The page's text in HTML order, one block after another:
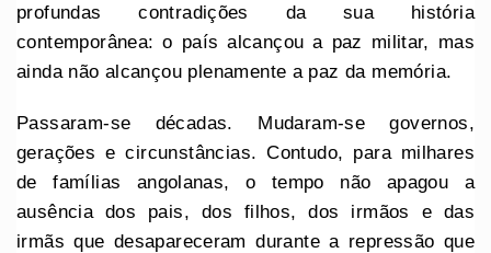
profundas contradições da sua história
contemporânea: o país alcançou a paz militar, mas
ainda não alcançou plenamente a paz da memória.
Passaram-se décadas. Mudaram-se governos,
gerações e circunstâncias. Contudo, para milhares
de famílias angolanas, o tempo não apagou a
ausência dos pais, dos filhos, dos irmãos e das
irmãs que desapareceram durante a repressão que